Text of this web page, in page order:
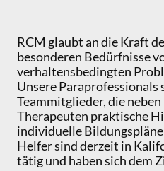
RCM glaubt an die Kraft
besonderen Bedürfnisse
verhaltensbedingten
Unsere Paraprofessionals
Teammitglieder, die neben
Therapeuten praktische
individuelle
Helfer sind derzeit in
tätig und haben sich dem